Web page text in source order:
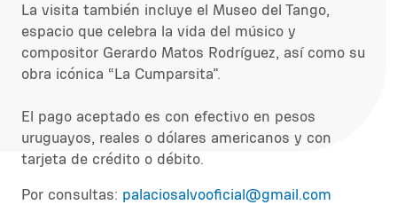
La visita también incluye el Museo del Tango,
espacio que celebra la vida del músico y
compositor Gerardo Matos Rodríguez, así como su
obra icónica “La Cumparsita”.
El pago aceptado es con efectivo en pesos
uruguayos, reales o dólares americanos y con
tarjeta de crédito o débito.
Por consultas: palaciosalvooficial@gmail.com